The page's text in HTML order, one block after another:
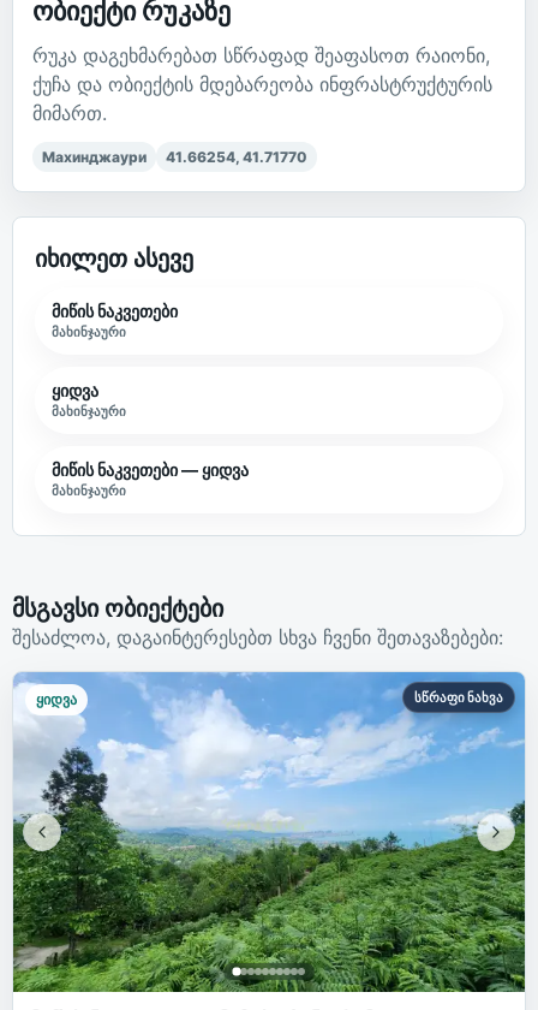
ობიექტი რუკაზე
რუკა დაგეხმარებათ სწრაფად შეაფასოთ რაიონი,
ქუჩა და ობიექტის მდებარეობა ინფრასტრუქტურის
მიმართ.
Махинджаури 41.66254, 41.71770
იხილეთ ასევე
მიწის ნაკვეთები
მახინჯაური
ყიდვა
მახინჯაური
მიწის ნაკვეთები — ყიდვა
მახინჯაური
მსგავსი ობიექტები
შესაძლოა, დაგაინტერესებთ სხვა ჩვენი შეთავაზებები:
ყიდვა სწრაფი ნახვა